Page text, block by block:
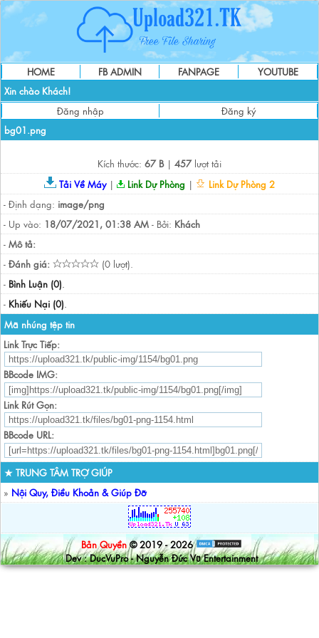
HOME FB ADMIN FANPAGE
YOUTUBE
Xin chào Khách!
Đăng nhập
Đăng ký
bg01.png
Kích thước: 67 B| 457lượt tải
Tải Về Máy| Link Dự Phòng |
Link Dự Phòng 2
- Định dạng: image/png
- Up vào: 18/07/2021, 01:38 AM - Bởi: Khách
- Mô tả:
- Đánh giá:
(0 lượt).
- Bình Luận (0).
- Khiếu Nại (0).
Mã nhúng tệp tin
Link Trực Tiếp:
BBcode IMG:
Link Rút Gọn:
BBcode URL:
★ TRUNG TÂM TRỢ GIÚP
» Nội Quy, Điều Khoản & Giúp Đỡ
Bản Quyền © 2019 - 2026
Dev : DucVuPro - Nguyễn Đức Vũ Entertainment